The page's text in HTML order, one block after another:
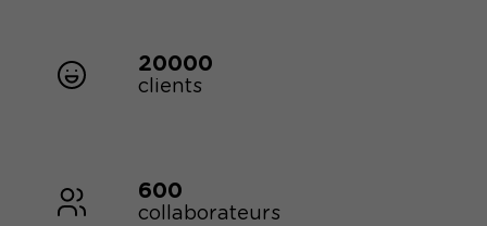
20000
clients
600
collaborateurs